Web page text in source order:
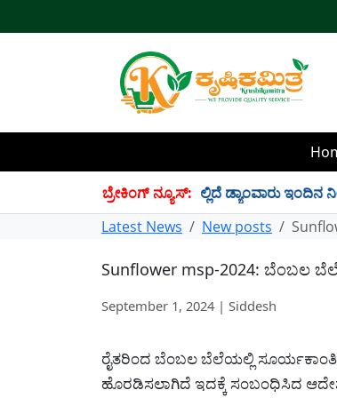
ಬ್ರೇಕಿಂಗ್ ನ್ಯೂಸ್:
TMC ನೀರು ಸಂಗ್ರಹ! ಇಲ್ಲಿದೆ ಡ್ಯಾಂವಾರು ಇಂದಿನ ನೀರಿನ
Latest News
New posts
Sunflower msp-2024: ಬೆಂಬಲ
September 1, 2024 | Siddesh
ರೈತರಿಂದ ಬೆಂಬಲ ಬೆಲೆಯಲ್ಲಿ
ಹೊರಡಿಸಲಾಗಿದೆ ಇದಕ್ಕೆ ಸಂಬಂಧಿಸಿದ